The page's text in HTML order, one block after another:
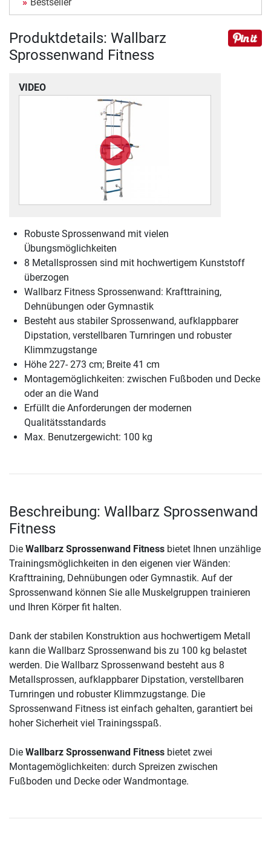
Produktdetails: Wallbarz
Sprossenwand Fitness
VIDEO
Robuste Sprossenwand mit vielen
Übungsmöglichkeiten
8 Metallsprossen sind mit hochwertigem Kunststoff
überzogen
Wallbarz Fitness Sprossenwand: Krafttraining,
Dehnübungen oder Gymnastik
Besteht aus stabiler Sprossenwand, aufklappbarer
Dipstation, verstellbaren Turnringen und robuster
Klimmzugstange
Höhe 227- 273 cm; Breite 41 cm
Montagemöglichkeiten: zwischen Fußboden und Decke
oder an die Wand
Erfüllt die Anforderungen der modernen
Qualitätsstandards
Max. Benutzergewicht: 100 kg
Beschreibung: Wallbarz Sprossenwand
Fitness
Die Wallbarz Sprossenwand Fitness bietet Ihnen unzählige
Trainingsmöglichkeiten in den eigenen vier Wänden:
Krafttraining, Dehnübungen oder Gymnastik. Auf der
Sprossenwand können Sie alle Muskelgruppen trainieren
und Ihren Körper fit halten.
Dank der stabilen Konstruktion aus hochwertigem Metall
kann die Wallbarz Sprossenwand bis zu 100 kg belastet
werden. Die Wallbarz Sprossenwand besteht aus 8
Metallsprossen, aufklappbarer Dipstation, verstellbaren
Turnringen und robuster Klimmzugstange. Die
Sprossenwand Fitness ist einfach gehalten, garantiert bei
hoher Sicherheit viel Trainingsspaß.
Die Wallbarz Sprossenwand Fitness bietet zwei
Montagemöglichkeiten: durch Spreizen zwischen
Fußboden und Decke oder Wandmontage.